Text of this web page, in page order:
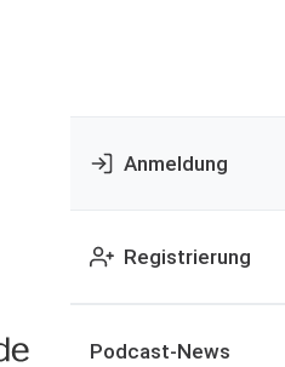
Anmeldung
Registrierung
Podcast-News